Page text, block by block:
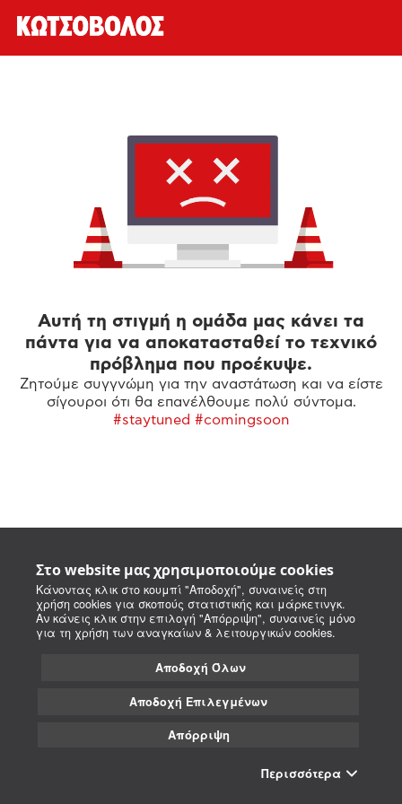
Στο website μας χρησιμοποιούμε cookies
Κάνοντας κλικ στο κουμπί "Αποδοχή", συναινείς στη
χρήση cookies για σκοπούς στατιστικής και μάρκετινγκ.
Αν κάνεις κλικ στην επιλογή "Απόρριψη", συναινείς μόνο
για τη χρήση των αναγκαίων & λειτουργικών cookies.
Αποδοχή Όλων
Αποδοχή Επιλεγμένων
Απόρριψη
Περισσότερα
Αυτή τη στιγμή η ομάδα μας κάνει τα
πάντα για να αποκατασταθεί το τεχνικό
πρόβλημα που προέκυψε.
Ζητούμε συγγνώμη για την αναστάτωση και να είστε
σίγουροι ότι θα επανέλθουμε πολύ σύντομα.
#staytuned #comingsoon